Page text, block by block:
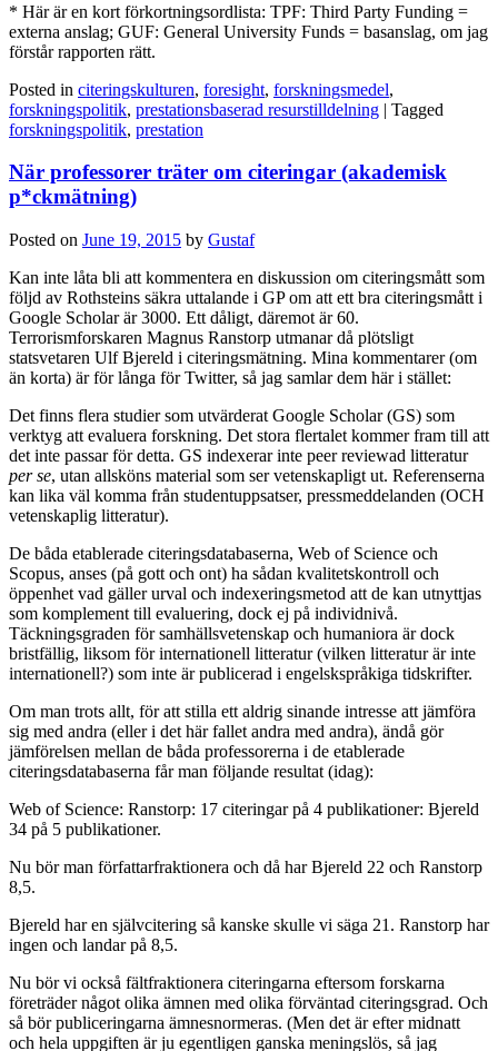
* Här är en kort förkortningsordlista: TPF: Third Party Funding =
externa anslag; GUF: General University Funds = basanslag, om jag
förstår rapporten rätt.
Posted in citeringskulturen, foresight, forskningsmedel,
forskningspolitik, prestationsbaserad resurstilldelning | Tagged
forskningspolitik, prestation
När professorer träter om citeringar (akademisk
p*ckmätning)
Posted on June 19, 2015 by Gustaf
Kan inte låta bli att kommentera en diskussion om citeringsmått som
följd av Rothsteins säkra uttalande i GP om att ett bra citeringsmått i
Google Scholar är 3000. Ett dåligt, däremot är 60.
Terrorismforskaren Magnus Ranstorp utmanar då plötsligt
statsvetaren Ulf Bjereld i citeringsmätning. Mina kommentarer (om
än korta) är för långa för Twitter, så jag samlar dem här i stället:
Det finns flera studier som utvärderat Google Scholar (GS) som
verktyg att evaluera forskning. Det stora flertalet kommer fram till att
det inte passar för detta. GS indexerar inte peer reviewad litteratur
per se, utan allsköns material som ser vetenskapligt ut. Referenserna
kan lika väl komma från studentuppsatser, pressmeddelanden (OCH
vetenskaplig litteratur).
De båda etablerade citeringsdatabaserna, Web of Science och
Scopus, anses (på gott och ont) ha sådan kvalitetskontroll och
öppenhet vad gäller urval och indexeringsmetod att de kan utnyttjas
som komplement till evaluering, dock ej på individnivå.
Täckningsgraden för samhällsvetenskap och humaniora är dock
bristfällig, liksom för internationell litteratur (vilken litteratur är inte
internationell?) som inte är publicerad i engelskspråkiga tidskrifter.
Om man trots allt, för att stilla ett aldrig sinande intresse att jämföra
sig med andra (eller i det här fallet andra med andra), ändå gör
jämförelsen mellan de båda professorerna i de etablerade
citeringsdatabaserna får man följande resultat (idag):
Web of Science: Ranstorp: 17 citeringar på 4 publikationer: Bjereld
34 på 5 publikationer.
Nu bör man författarfraktionera och då har Bjereld 22 och Ranstorp
8,5.
Bjereld har en självcitering så kanske skulle vi säga 21. Ranstorp har
ingen och landar på 8,5.
Nu bör vi också fältfraktionera citeringarna eftersom forskarna
företräder något olika ämnen med olika förväntad citeringsgrad. Och
så bör publiceringarna ämnesnormeras. (Men det är efter midnatt
och hela uppgiften är ju egentligen ganska meningslös, så jag